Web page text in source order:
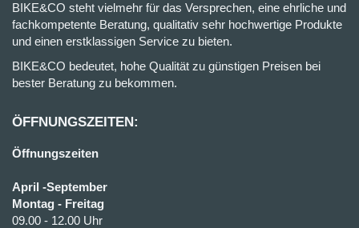
BIKE&CO steht vielmehr für das Versprechen, eine ehrliche und
fachkompetente Beratung, qualitativ sehr hochwertige Produkte
und einen erstklassigen Service zu bieten.
BIKE&CO bedeutet, hohe Qualität zu günstigen Preisen bei
bester Beratung zu bekommen.
ÖFFNUNGSZEITEN:
Öffnungszeiten
April -September
Montag - Freitag
09.00 - 12.00 Uhr